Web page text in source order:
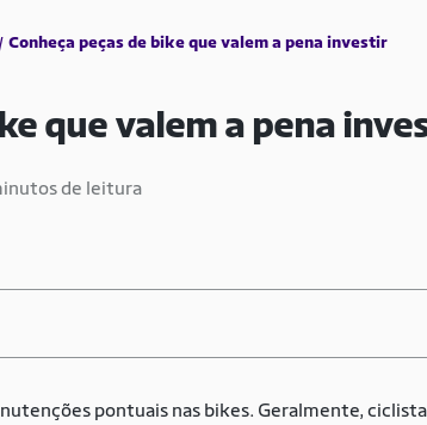
que valem a pena
de leitura
pontuais nas bikes. Geralmente,
Conheça peças de bike que valem a pena investir